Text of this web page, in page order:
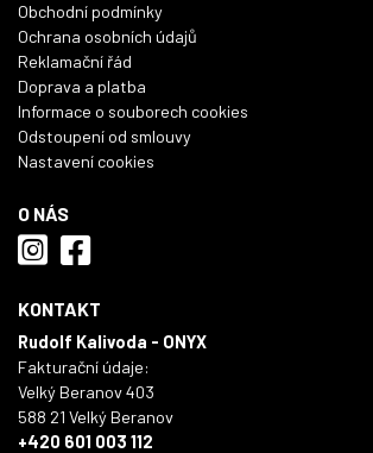
Obchodní podmínky
Ochrana osobních údajů
Reklamační řád
Doprava a platba
Informace o souborech cookies
Odstoupení od smlouvy
Nastavení cookies
O NÁS
KONTAKT
Rudolf Kalivoda - ONYX
Fakturační údaje:
Velký Beranov 403
588 21 Velký Beranov
+420 601 003 112